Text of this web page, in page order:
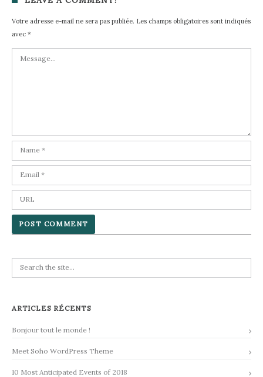
Votre adresse e-mail ne sera pas publiée. Les champs obligatoires sont indiqués
avec *
ARTICLES RÉCENTS
Bonjour tout le monde !
Meet Soho WordPress Theme
10 Most Anticipated Events of 2018